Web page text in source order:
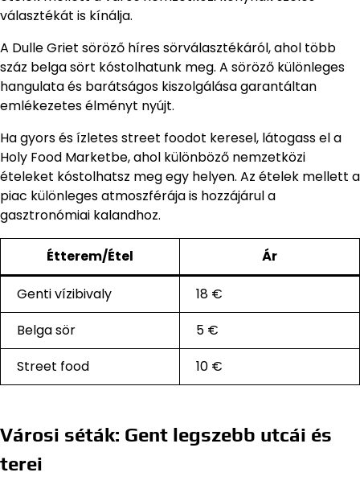
választékát is kínálja.
A Dulle Griet söröző híres sörválasztékáról, ahol több
száz belga sört kóstolhatunk meg. A söröző különleges
hangulata és barátságos kiszolgálása garantáltan
emlékezetes élményt nyújt.
Ha gyors és ízletes street foodot keresel, látogass el a
Holy Food Marketbe, ahol különböző nemzetközi
ételeket kóstolhatsz meg egy helyen. Az ételek mellett a
piac különleges atmoszférája is hozzájárul a
gasztronómiai kalandhoz.
Étterem/Étel Ár
Genti vízibivaly
18 €
Belga sör
5 €
Street food
10 €
Városi séták: Gent legszebb utcái és
terei